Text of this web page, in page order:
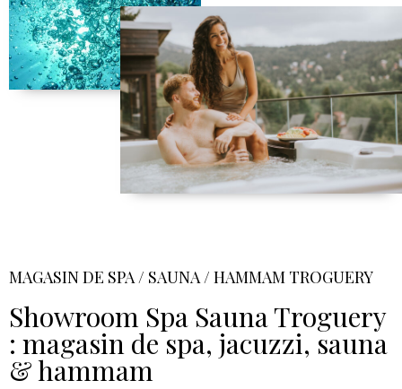
MAGASIN DE SPA / SAUNA / HAMMAM TROGUERY
Showroom Spa Sauna Troguery
: magasin de spa, jacuzzi, sauna
& hammam